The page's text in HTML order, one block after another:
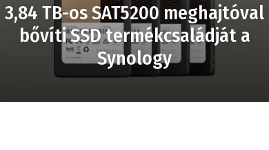
3,84 TB-os SAT5200 meghajtóval
bővíti SSD termékcsaládját a
Synology